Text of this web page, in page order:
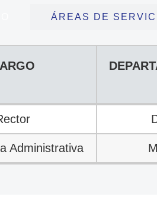
ÁREAS DE
Administrativa